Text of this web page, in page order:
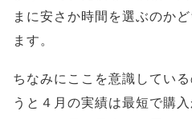
まに安さか時間を選ぶのか
ます。
ちなみにここを意識してい
うと４月の実績は最短で購